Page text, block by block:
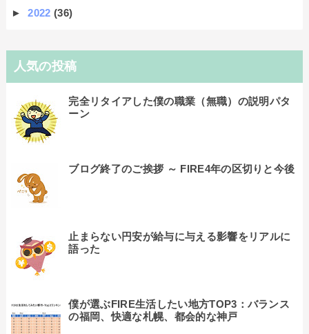
►2022(36)
人気の投稿
完全リタイアした僕の職業（無職）の説明パタ
ーン
ブログ終了のご挨拶 ～ FIRE4年の区切りと今後
止まらない円安が給与に与える影響をリアルに
語った
僕が選ぶFIRE生活したい地方TOP3：バランス
の福岡、快適な札幌、都会的な神戸